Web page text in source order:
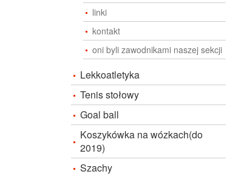
linki
kontakt
oni byli zawodnikami naszej sekcji
Lekkoatletyka
Tenis stołowy
Goal ball
Koszykówka na wózkach(do
2019)
Szachy